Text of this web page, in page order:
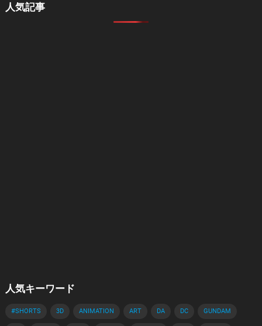
人気記事
人気キーワード
#SHORTS 3D ANIMATION ART DA DC GUNDAM